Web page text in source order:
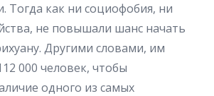
Тогда как ни социофобия, ни
не повышали шанс начать
Другими словами, им
000 человек, чтобы
одного из самых